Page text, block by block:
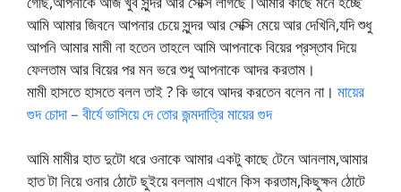
আমি আমার জিবনে আপনার চেয়ে সুন্দর আর সেক্সি মেয়ে আর দেখিনি,যদি শুধু
আপনি আমার মামী না হতেন তাহলে আমি আপনাকে বিয়ের প্রস্তাব দিয়ে
ফেলতাম আর বিয়ের পর মন ভরে শুধু আপনাকে আদর করতাম।
মামী হাসতে হাসতে বলল তাই ? কি ভাবে আদর করতেন বলেন না। মায়ের
গুদ চোদা – বীর্যে ভাসিয়ে দে তোর জন্মদাত্রি মায়ের গুদ
আমি মামীর হাত দুটো ধরে ওনাকে আমার একটু কাছে টেনে আনলাম,আমার
হাত টা নিয়ে ওনার ঠোটে ছুইয়ে বললাম এখানে কিস করতাম,কিছুক্ষন ঠোটে